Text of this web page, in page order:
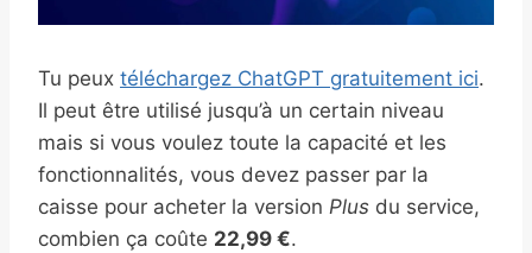
Tu peux téléchargez ChatGPT gratuitement ici.
Il peut être utilisé jusqu’à un certain niveau
mais si vous voulez toute la capacité et les
fonctionnalités, vous devez passer par la
caisse pour acheter la version Plus du service,
combien ça coûte 22,99 €.